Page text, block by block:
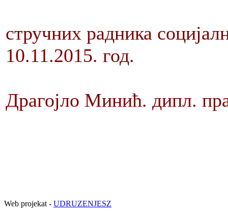
стручних радника
10.11.2015.
Драгојло Минић. дипл.
Web projekat - UDRUZENJESZ